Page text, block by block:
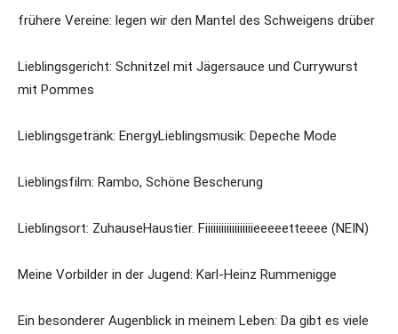
frühere Vereine: legen wir den Mantel des Schweigens drüber
Lieblingsgericht: Schnitzel mit Jägersauce und Currywurst
mit Pommes
Lieblingsgetränk: EnergyLieblingsmusik: Depeche Mode
Lieblingsfilm: Rambo, Schöne Bescherung
Lieblingsort: ZuhauseHaustier. Fiiiiiiiiiiiiiiiiiieeeeetteeee (NEIN)
Meine Vorbilder in der Jugend: Karl-Heinz Rummenigge
Ein besonderer Augenblick in meinem Leben: Da gibt es viele